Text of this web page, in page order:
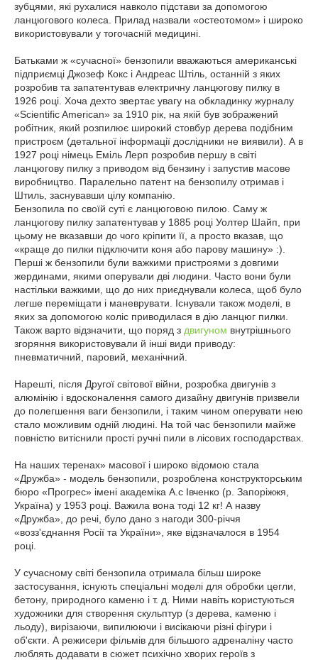
зубцями, які рухалися навколо підстави за допомогою
ланцюгового колеса. Прилад назвали «остеотомом» і широко
використовували у тогочасній медицині.
Батьками ж «сучасної» бензопили вважаються американські
підприємці Джозеф Кокс і Андреас Штіль, останній з яких
розробив та запатентував електричну ланцюгову пилку в
1926 році. Хоча дехто звертає увагу на обкладинку журналу
«Scientific American» за 1910 рік, на якій був зображений
робітник, який розпилює широкий стовбур дерева подібним
пристроєм (детальної інформації дослідники не виявили). А в
1927 році німець Еміль Лерп розробив першу в світі
ланцюгову пилку з приводом від бензину і запустив масове
виробництво. Паралельно патент на бензопилу отримав і
Штиль, заснувавши цілу компанію.
Бензопила по своїй суті є ланцюговою пилою. Саму ж
ланцюгову пилку запатентував у 1885 році Уолтер Шайп, при
цьому не вказавши до чого кріпити її, а просто вказав, що
«краще до пилки підключити коня або парову машину» :).
Перші ж бензопили були важкими пристроями з довгими
жердинами, якими оперували дві людини. Часто вони були
настільки важкими, що до них приєднували колеса, щоб було
легше переміщати і маневрувати. Існували також моделі, в
яких за допомогою коліс приводилася в дію ланцюг пилки.
Також варто відзначити, що поряд з двигуном внутрішнього
згоряння використовували й інші види приводу:
пневматичний, паровий, механічний.
Нарешті, після Другої світової війни, розробка двигунів з
алюмінію і вдосконалення самого дизайну двигунів призвели
до полегшення ваги бензопили, і таким чином оперувати нею
стало можливим одній людині. На той час бензопили майже
повністю витіснили прості ручні пили в лісових господарствах.
На наших теренах» масової і широко відомою стала
«Дружба» - модель бензопили, розроблена конструкторським
бюро «Прогрес» імені академіка А.с Івченко (р. Запоріжжя,
Україна) у 1953 році. Важила вона тоді 12 кг! А назву
«Дружба», до речі, було дано з нагоди 300-річчя
«возз'єднання Росії та України», яке відзначалося в 1954
році.
У сучасному світі бензопила отримала більш широке
застосування, існують спеціальні моделі для обробки цегли,
бетону, природного каменю і т. д. Ними навіть користуються
художники для створення скульптур (з дерева, каменю і
льоду), вирізаючи, випилюючи і висікаючи різні фігури і
об'єкти. А режисери фільмів для більшого адреналіну часто
люблять додавати в сюжет психічно хворих героїв з